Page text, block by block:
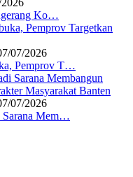
Ko…
07/2026
Pemprov T…
07/2026
Sarana Mem…